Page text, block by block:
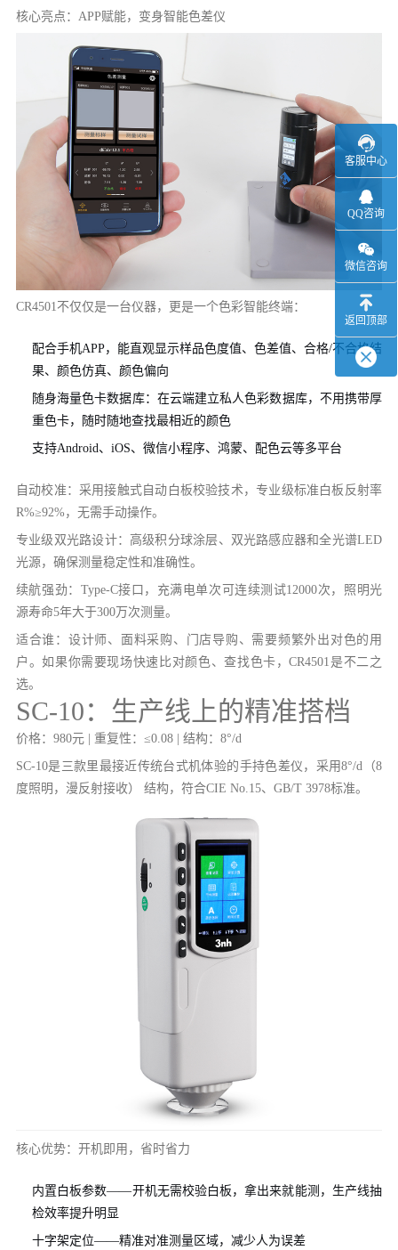
核心亮点：APP赋能，变身智能色差仪
CR4501不仅仅是一台仪器，更是一个色彩智能终端：
配合手机APP，能直观显示样品色度值、色差值、合格/不合格结
果、颜色仿真、颜色偏向
随身海量色卡数据库：在云端建立私人色彩数据库，不用携带厚
重色卡，随时随地查找最相近的颜色
支持Android、iOS、微信小程序、鸿蒙、配色云等多平台
自动校准：采用接触式自动白板校验技术，专业级标准白板反射率
R%≥92%，无需手动操作。
专业级双光路设计：高级积分球涂层、双光路感应器和全光谱LED
光源，确保测量稳定性和准确性。
续航强劲：Type-C接口，充满电单次可连续测试12000次，照明光
源寿命5年大于300万次测量。
适合谁：设计师、面料采购、门店导购、需要频繁外出对色的用
户。如果你需要现场快速比对颜色、查找色卡，CR4501是不二之
选。
SC-10：生产线上的精准搭档
价格：980元 | 重复性：≤0.08 | 结构：8°/d
SC-10是三款里最接近传统台式机体验的手持色差仪，采用8°/d（8
度照明，漫反射接收） 结构，符合CIE No.15、GB/T 3978标准。
核心优势：开机即用，省时省力
内置白板参数——开机无需校验白板，拿出来就能测，生产线抽
检效率提升明显
十字架定位——精准对准测量区域，减少人为误差
客服中心
QQ咨询
微信咨询
返回顶部